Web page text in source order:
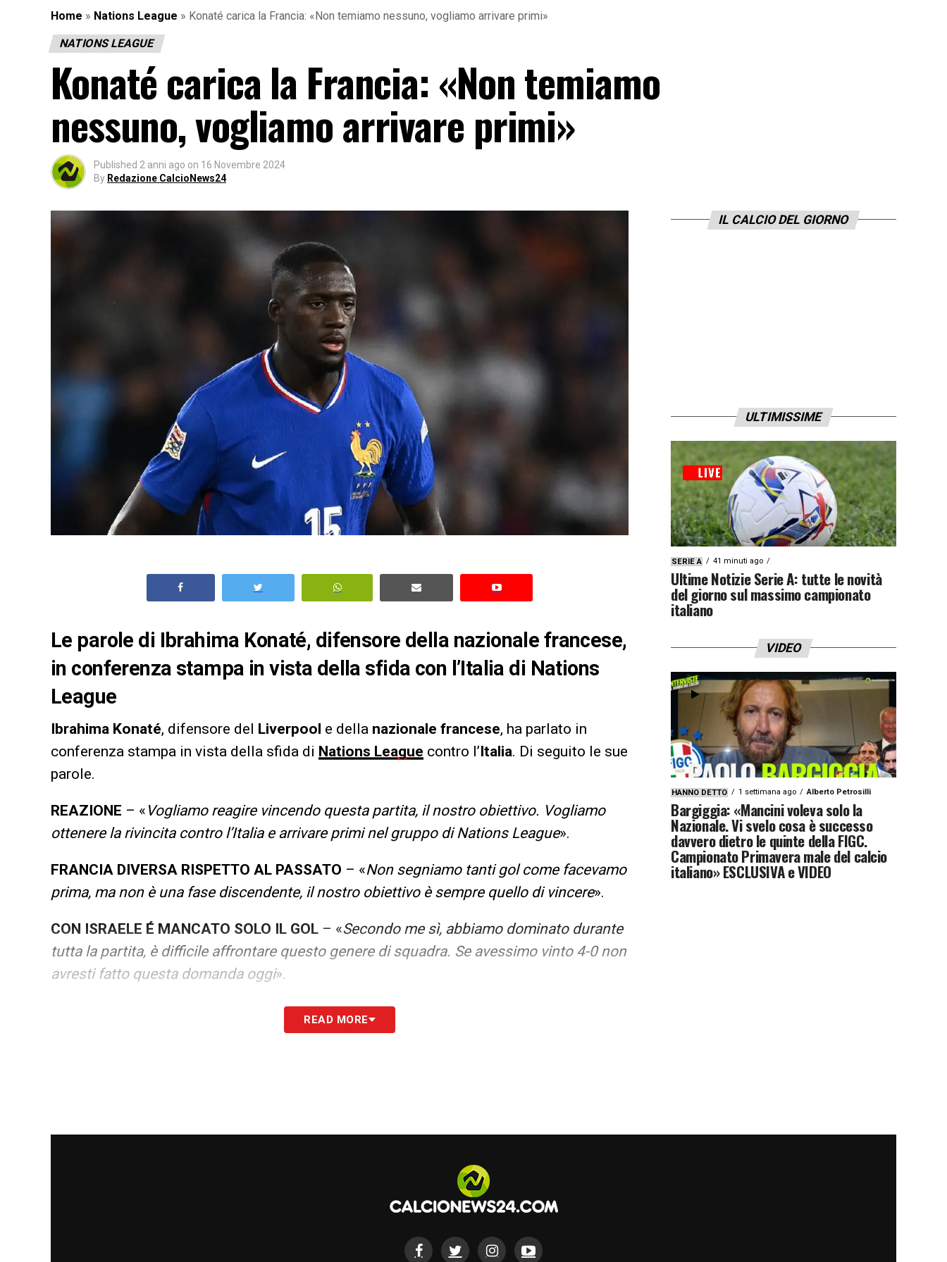
Home » Nations League » Konaté carica la Francia: «Non temiamo nessuno, vogliamo arrivare primi»
NATIONS LEAGUE
Konaté carica la Francia: «Non temiamo
nessuno, vogliamo arrivare primi»
Published 2 anni ago on 16 Novembre 2024
By Redazione CalcioNews24
Le parole di Ibrahima Konaté, difensore della nazionale francese,
in conferenza stampa in vista della sfida con l’Italia di Nations
League
Ibrahima Konaté, difensore del Liverpool e della nazionale francese, ha parlato in
conferenza stampa in vista della sfida di Nations League contro l’Italia. Di seguito le sue
parole.
REAZIONE – « Vogliamo reagire vincendo questa partita, il nostro obiettivo. Vogliamo
ottenere la rivincita contro l’Italia e arrivare primi nel gruppo di Nations League».
FRANCIA DIVERSA RISPETTO AL PASSATO – «Non segniamo tanti gol come facevamo
prima, ma non è una fase discendente, il nostro obiettivo è sempre quello di vincere».
CON ISRAELE É MANCATO SOLO IL GOL – «Secondo me sì, abbiamo dominato durante
tutta la partita, è difficile affrontare questo genere di squadra. Se avessimo vinto 4-0 non
avresti fatto questa domanda oggi».
Non temo nessun giocatore, nessuno ci fa paura. Hanno tanti
giocatori di qualità, dobbiamo fare attenzione».
READ MORE
IL CALCIO DEL GIORNO
ULTIMISSIME
SERIE A 41 minuti ago
Ultime Notizie Serie A: tutte le novità
del giorno sul massimo campionato
italiano
VIDEO
HANNO DETTO 1 settimana ago Alberto Petrosilli
Bargiggia: «Mancini voleva solo la
Nazionale. Vi svelo cosa è successo
davvero dietro le quinte della FIGC.
Campionato Primavera male del calcio
italiano» ESCLUSIVA e VIDEO